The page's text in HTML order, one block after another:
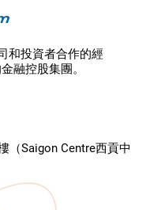
和投資者合作的經
融控股集團。
（Saigon Centre西貢中